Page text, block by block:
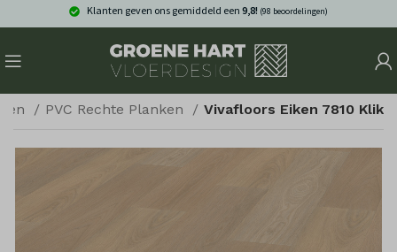
Klanten geven ons gemiddeld een 9,8! (98 beoordelingen)
PVC Rechte Planken Vivafloors Eiken 7810 Klik